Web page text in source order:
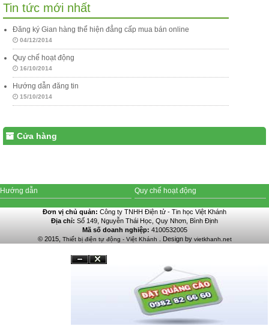
Tin tức mới nhất
Đăng ký Gian hàng thể hiện đẳng cấp mua bán online
04/12/2014
Quy chế hoạt động
16/10/2014
Hướng dẫn đăng tin
15/10/2014
Cửa hàng
Hướng dẫn Quy chế hoạt động
Đơn vị chủ quản: Công ty TNHH Điện tử - Tin học Việt Khánh
Địa chỉ: Số 149, Nguyễn Thái Học, Quy Nhơn, Bình Định
Mã số doanh nghiệp: 4100532005
© 2015, Thiết bị điện tự động - Việt Khánh . Design by vietkhanh.net